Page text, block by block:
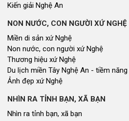
Kiến giải Nghệ An
NON NƯỚC, CON NGƯỜI XỨ NGHỆ
Miền di sản xứ Nghệ
Non nước, con người xứ Nghệ
Thương hiệu xứ Nghệ
Du lịch miền Tây Nghệ An - tiềm
Ảnh đẹp xứ Nghệ
NHÌN RA TỈNH BẠN, XÃ BẠN
Nhìn ra tỉnh bạn, xã bạn